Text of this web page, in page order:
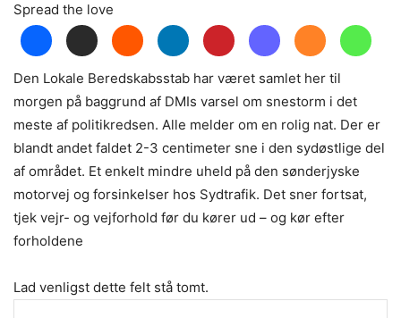
Spread the love
Den Lokale Beredskabsstab har været samlet her til
morgen på baggrund af DMIs varsel om snestorm i det
meste af politikredsen. Alle melder om en rolig nat. Der er
blandt andet faldet 2-3 centimeter sne i den sydøstlige del
af området. Et enkelt mindre uheld på den sønderjyske
motorvej og forsinkelser hos Sydtrafik. Det sner fortsat,
tjek vejr- og vejforhold før du kører ud – og kør efter
forholdene
Lad venligst dette felt stå tomt.